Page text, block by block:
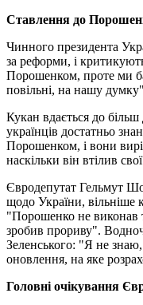
Ставлення до
Чинного президента
за реформи, і
Порошенком, проте ми
повільні, на нашу
Кукан вдається до
українців достатньо
Порошенком, і вони
наскільки він втілив
Євродепутат Гельмут
щодо України, вільніше
"Порошенко не виконав
зробив прориву".
Зеленського: "Я не
оновлення, на яке
Головні очікування